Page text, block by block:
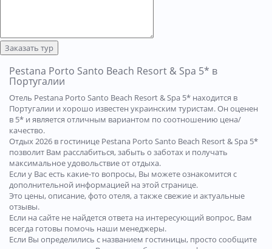
Заказать тур
Pestana Porto Santo Beach Resort & Spa 5* в
Португалии
Отель Pestana Porto Santo Beach Resort & Spa 5* находится в
Португалии и хорошо известен украинским туристам. Он оценен
в 5* и является отличным вариантом по соотношению цена/
качество.
Отдых 2026 в гостинице Pestana Porto Santo Beach Resort & Spa 5*
позволит Вам расслабиться, забыть о заботах и получать
максимальное удовольствие от отдыха.
Если у Вас есть какие-то вопросы, Вы можете ознакомится с
дополнительной информацией на этой странице.
Это цены, описание, фото отеля, а также свежие и актуальные
отзывы.
Если на сайте не найдется ответа на интересующий вопрос, Вам
всегда готовы помочь наши менеджеры.
Если Вы определились с названием гостиницы, просто сообщите